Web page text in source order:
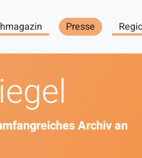
Presse
Archiv an